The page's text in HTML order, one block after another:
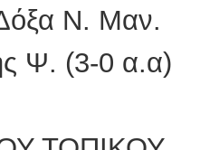
Ν. Μαν.
Ψ. (3-0 α.α)